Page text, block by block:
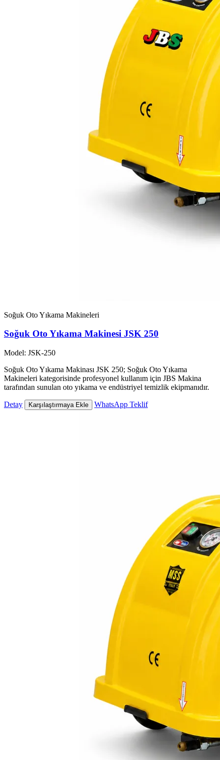
Soğuk Oto Yıkama Makineleri
Soğuk Oto Yıkama Makinesi JSK 250
Model: JSK-250
Soğuk Oto Yıkama Makinası JSK 250; Soğuk Oto Yıkama
Makineleri kategorisinde profesyonel kullanım için JBS Makina
tarafından sunulan oto yıkama ve endüstriyel temizlik ekipmanıdır.
Detay Karşılaştırmaya Ekle WhatsApp Teklif